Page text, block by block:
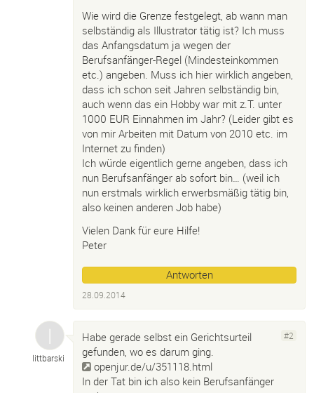
Wie wird die Grenze festgelegt, ab wann man
selbständig als Illustrator tätig ist? Ich muss
das Anfangsdatum ja wegen der
Berufsanfänger-Regel (Mindesteinkommen
etc.) angeben. Muss ich hier wirklich angeben,
dass ich schon seit Jahren selbständig bin,
auch wenn das ein Hobby war mit z.T. unter
1000 EUR Einnahmen im Jahr? (Leider gibt es
von mir Arbeiten mit Datum von 2010 etc. im
Internet zu finden)
Ich würde eigentlich gerne angeben, dass ich
nun Berufsanfänger ab sofort bin… (weil ich
nun erstmals wirklich erwerbsmäßig tätig bin,
also keinen anderen Job habe)
Vielen Dank für eure Hilfe!
Peter
Antworten
28.09.2014
littbarski
#2
Habe gerade selbst ein Gerichtsurteil
gefunden, wo es darum ging.
openjur.de/u/351118.html
In der Tat bin ich also kein Berufsanfänger